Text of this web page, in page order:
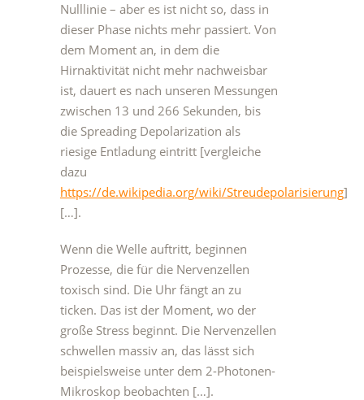
Nulllinie – aber es ist nicht so, dass in
dieser Phase nichts mehr passiert. Von
dem Moment an, in dem die
Hirnaktivität nicht mehr nachweisbar
ist, dauert es nach unseren Messungen
zwischen 13 und 266 Sekunden, bis
die Spreading Depolarization als
riesige Entladung eintritt [vergleiche
dazu
https://de.wikipedia.org/wiki/Streudepolarisierung]
[…].
Wenn die Welle auftritt, beginnen
Prozesse, die für die Nervenzellen
toxisch sind. Die Uhr fängt an zu
ticken. Das ist der Moment, wo der
große Stress beginnt. Die Nervenzellen
schwellen massiv an, das lässt sich
beispielsweise unter dem 2-Photonen-
Mikroskop beobachten […].